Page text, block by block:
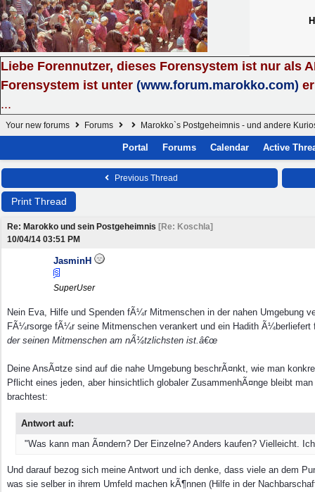
Liebe Forennutzer, dieses Forensystem ist nur als
Forensystem ist unter (www.forum.marokko.com)
...
Your new forums Forums Marokko`s Postgeheimnis - und andere
Portal Forums Calendar Active
Previous Thread
Print Thread
Re: Marokko und sein Postgeheimnis [Re: Koschla]
10/04/14 03:51 PM
JasminH
SuperUser
Nein Eva, Hilfe und Spenden fÃ¼r Mitmenschen in der nahen Umgebung
FÃ¼rsorge fÃ¼r seine Mitmenschen verankert und ein Hadith
der seinen Mitmenschen am nÃ¼tzlichsten ist.â€œ
Deine AnsÃ¤tze sind auf die nahe Umgebung beschrÃ¤nkt, wie man
Pflicht eines jeden, aber hinsichtlich globaler ZusammenhÃ¤nge bleibt
brachtest:
Antwort auf:
"Was kann man Ã¤ndern? Der Einzelne? Anders kaufen? Vielleicht.
Und darauf bezog sich meine Antwort und ich denke, dass viele an dem
was sie selber in ihrem Umfeld machen kÃ¶nnen (Hilfe in der